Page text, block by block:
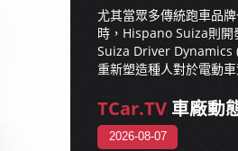
尤其當眾多傳統跑車品
時，Hispano Suiza則
Suiza Driver Dynamics
重新塑造種人對於電動
TCar.TV 車廠動
2026-08-07